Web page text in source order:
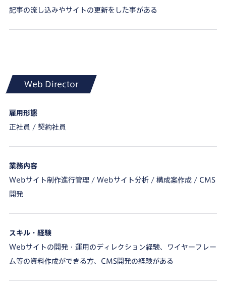
記事の流し込みやサイトの更新をした事がある
Web Director
雇用形態
正社員 / 契約社員
業務内容
Webサイト制作進行管理 / Webサイト分析 / 構成案作成 / CMS
開発
スキル・経験
Webサイトの開発・運用のディレクション経験、ワイヤーフレー
ム等の資料作成ができる方、CMS開発の経験がある